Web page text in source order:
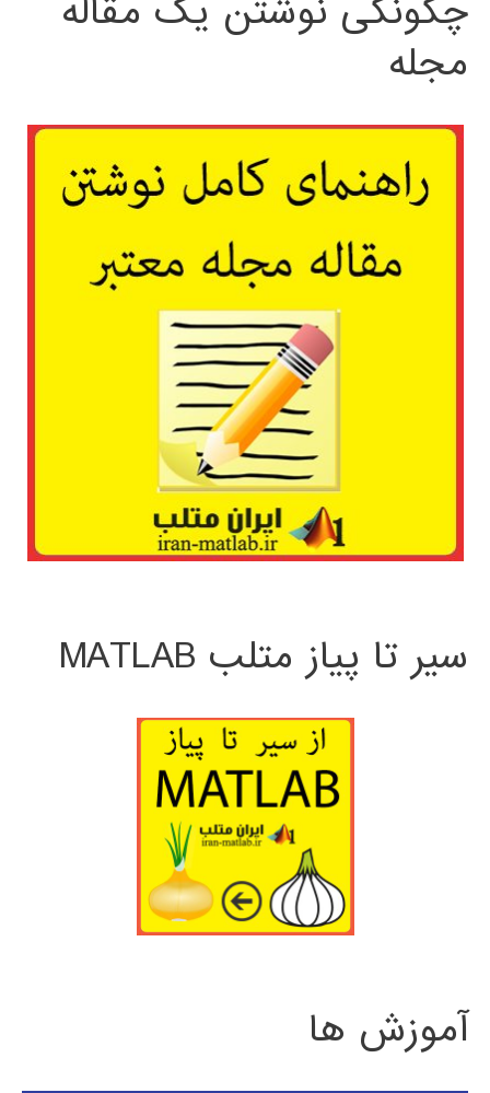
چگونگی نوشتن یک مقاله
مجله
سیر تا پیاز متلب MATLAB
آموزش ها